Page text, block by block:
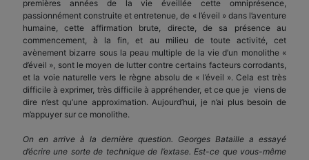
premières années de la vie éveillée cette omniprésence,
passionnément construite et entretenue, de « l’éveil » dans l’aventure
humaine, cette affirmation brute, directe, de sa présence au
commencement, à la fin, et au milieu de toute activité, cet
avènement bizarre sous la peau multiple de la vie d’un monolithe «
d’éveil », sont le moyen de lutter contre certains facteurs corrodants,
et la voie naturelle vers le règne absolu de « l’éveil ». Cela est très
difficile à exprimer, très difficile à appréhender, et ce que je viens de
dire n’est qu’une approximation. Aujourd’hui, je n’ai plus besoin de
m’appuyer sur ce monolithe.
On en arrive à la dernière question. Georges Bataille a essayé
d’écrire une sorte de technique de l’extase. Est-ce que vous-même